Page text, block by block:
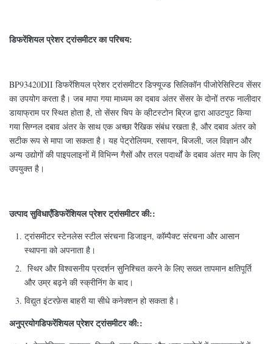
डिफरेंशियल प्रेशर ट्रांसमीटर का परिचय:
BP93420DII डिफरेंशियल प्रेशर ट्रांसमीटर डिफ्यूज्ड सिलिकॉन पीजोरेसिस्टिव सेंसर
का उपयोग करता है। जब मापा गया माध्यम का दबाव अंतर सेंसर के दोनों तरफ नालीदार
डायाफ्राम पर स्थित होता है, तो सेंसर चिप के व्हीटस्टोन ब्रिज द्वारा आउटपुट किया
गया सिग्नल दबाव अंतर के साथ एक अच्छा रैखिक संबंध रखता है, और दबाव अंतर को
सटीक रूप से मापा जा सकता है। यह पेट्रोलियम, रसायन, बिजली, जल विज्ञान और
अन्य उद्योगों की पाइपलाइनों में विभिन्न गैसों और तरल पदार्थों के दबाव अंतर माप के लिए
उपयुक्त है।
उत्पाद सुविधाएँडिफरेंशियल प्रेशर ट्रांसमीटर की::
ट्रांसमीटर स्टेनलेस स्टील संरचना डिजाइन, कॉम्पैक्ट संरचना और आसान
स्थापना को अपनाता है।
स्थिर और विश्वसनीय प्रदर्शन सुनिश्चित करने के लिए सख्त तापमान क्षतिपूर्ति
और उम्र बढ़ने की स्क्रीनिंग के बाद।
विद्युत इंटरफ़ेस बाहरी या सीधे कनेक्शन हो सकता है।​
अनुप्रयोगडिफरेंशियल प्रेशर ट्रांसमीटर की::